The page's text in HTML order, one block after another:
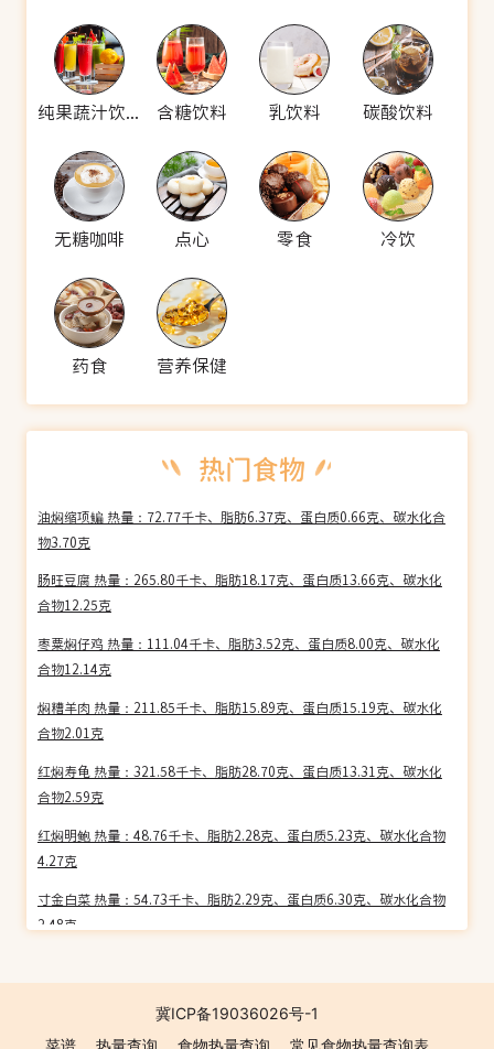
纯果蔬汁饮料 含糖饮料 乳饮料 碳酸饮料
无糖咖啡 点心 零食 冷饮
药食 营养保健
油焖缩项鳊 热量：72.77千卡、脂肪6.37克、蛋白质0.66克、碳水化合
物3.70克
肠旺豆腐 热量：265.80千卡、脂肪18.17克、蛋白质13.66克、碳水化
合物12.25克
枣粟焖仔鸡 热量：111.04千卡、脂肪3.52克、蛋白质8.00克、碳水化
合物12.14克
焖糟羊肉 热量：211.85千卡、脂肪15.89克、蛋白质15.19克、碳水化
合物2.01克
红焖寿龟 热量：321.58千卡、脂肪28.70克、蛋白质13.31克、碳水化
合物2.59克
红焖明鲍 热量：48.76千卡、脂肪2.28克、蛋白质5.23克、碳水化合物
4.27克
寸金白菜 热量：54.73千卡、脂肪2.29克、蛋白质6.30克、碳水化合物
2.48克
物2.34克
双鲜会 热量：97.32千卡、脂肪5.01克、蛋白质8.80克、碳水化合物
冀ICP备19036026号-1